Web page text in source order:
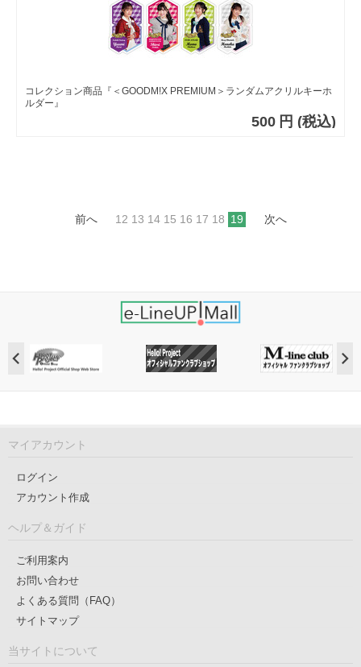
コレクション商品『＜GOODM!X PREMIUM＞ランダムアクリルキーホ
ルダー』
500 円 (税込)
前へ 12 13 14 15 16 17 18 19 次へ
マイアカウント
ログイン
アカウント作成
ヘルプ＆ガイド
ご利用案内
お問い合わせ
よくある質問（FAQ）
サイトマップ
当サイトについて